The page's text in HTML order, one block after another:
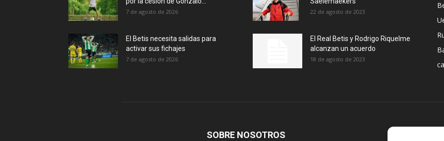
7 de agosto de 2026
El Betis necesita salidas para
activar sus fichajes
7 de agosto de 2026
22 de agosto de 2023
El Real Betis y Rodrigo Riquelme
alcanzan un acuerdo
18 de agosto de 2023
SOBRE NOSOTROS